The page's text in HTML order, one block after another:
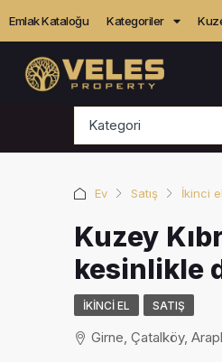
Emlak Kataloğu Kategoriler
Kategori
Ev Satış İkinci el
Kuzey
kesinlikle
İKINCI EL SATIŞ
Girne, Çatalköy,